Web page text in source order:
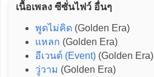
เนื้อเพลง ซีซั่นไฟว์ อื่นๆ
พูดไม่คิด(Golden Era)
แหลก (Golden Era)
อีเวนต์ (Event)(Golden Era)
วู่วาม (Golden Era)